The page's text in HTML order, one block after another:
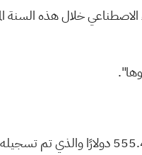
إلى إنفاق ما يقارب 80 مليار دولار على مراكز بيانات